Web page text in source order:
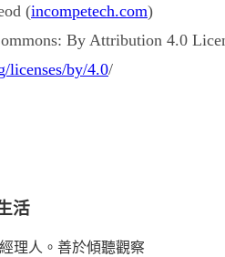
(incompetech.com)
By Attribution 4.0
licenses/by/4.0/
活
理人。善於傾聽觀察